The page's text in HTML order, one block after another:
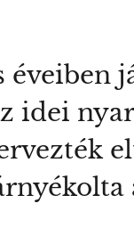
éveiben
idei